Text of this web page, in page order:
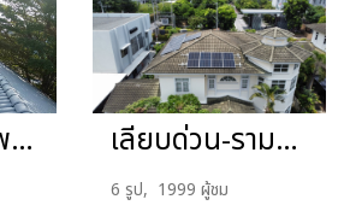
บ้านคุณกิตติพงษ์ 5KW เลียบด่วน-รามอินทรา กทม. 5 kW
6 รูป, 1999 ผู้ชม